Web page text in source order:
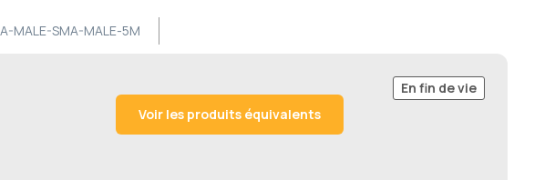
MALE-SMA-MALE-5M
En fin de vie
Voir les produits équivalents